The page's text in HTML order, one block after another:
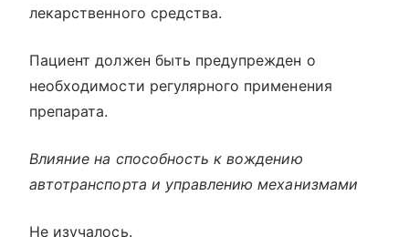
лекарственного средства.
Пациент должен быть предупрежден о
необходимости регулярного применения
препарата.
Влияние на способность к вождению
автотранспорта и управлению механизмами
Не изучалось.